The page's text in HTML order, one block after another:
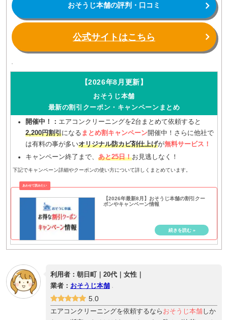
おそうじ本舗の評判・口コミ
公式サイトはこちら
【2026年8月更新】
おそうじ本舗
最新の割引クーポン・キャンペーンまとめ
開催中！： エアコンクリーニングを2台まとめて依頼すると
2,200円割引になる まとめ割キャンペーン開催中！さらに他社で
は有料の事が多いオリジナル防カビ剤仕上げが無料サービス！
キャンペーン終了まで、 あと25日！お見逃しなく！
下記でキャンペーン詳細やクーポンの使い方について詳しくまとめています。
【2026年最新8月】おそうじ本舗の割引クー
ポンやキャンペーン情報
利用者：朝日町｜20代｜女性｜
業者： おそうじ本舗
5.0
エアコンクリーニングを依頼するなら おそうじ本舗しか